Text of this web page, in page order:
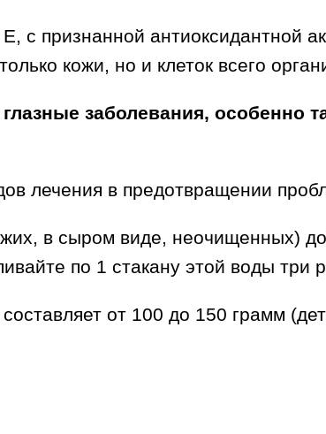
признанной антиоксидантной
кожи, но и клеток всего
заболевания, особенно
лечения в предотвращении
в сыром виде, неочищенных)
по 1 стакану этой воды три
от 100 до 150 грамм